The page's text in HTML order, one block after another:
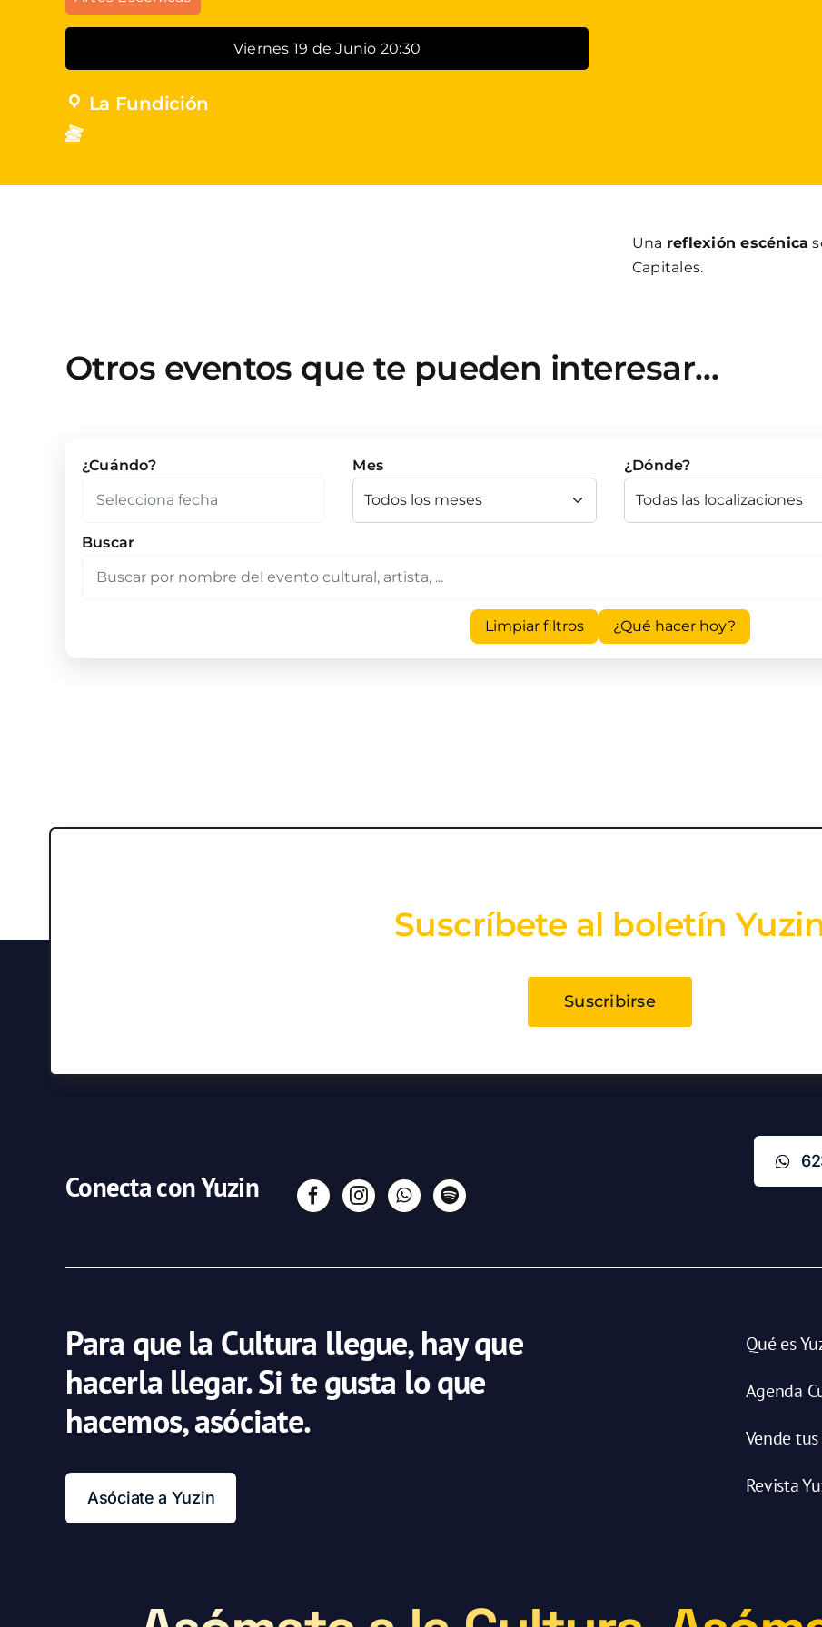
Viernes 19 de Junio 20:30
La Fundición
Una reflexión escénica
Capitales.
Otros eventos que te pueden interesar…
¿Cuándo? Mes ¿Dónde?
Buscar
Limpiar filtros ¿Qué hacer hoy?
Suscríbete al boletín
Suscribirse
Conecta con Yuzin
Para que la Cultura llegue, hay que
hacerla llegar. Si te gusta lo que
hacemos, asóciate.
Asóciate a Yuzin
Qué es
Agenda
Vende
Revista